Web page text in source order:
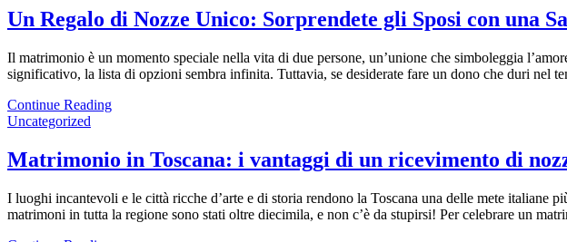
Un Regalo di Nozze Unico: Sorprendete gli Sposi con una
Il matrimonio è un momento speciale nella vita di due persone, un’unione che simboleggia
significativo, la lista di opzioni sembra infinita. Tuttavia, se desiderate fare un dono che duri nel
Continue Reading
Uncategorized
Matrimonio in Toscana: i vantaggi di un ricevimento di
I luoghi incantevoli e le città ricche d’arte e di storia rendono la Toscana una delle mete italiane
matrimoni in tutta la regione sono stati oltre diecimila, e non c’è da stupirsi! Per celebrare un